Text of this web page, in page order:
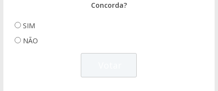
Concorda?
SIM
NÃO